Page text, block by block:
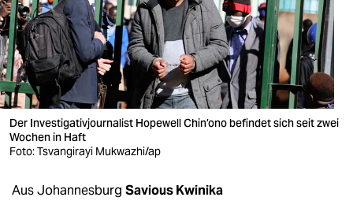
wahrheit
verlag
verlag
veranstaltungen
shop
fragen & hilfe
Der Investigativjournalist Hopewell Chin’ono befindet sich seit zwei
Wochen in Haft
Foto: Tsvangirayi Mukwazhi/ap
Aus Johannesburg Savious Kwinika